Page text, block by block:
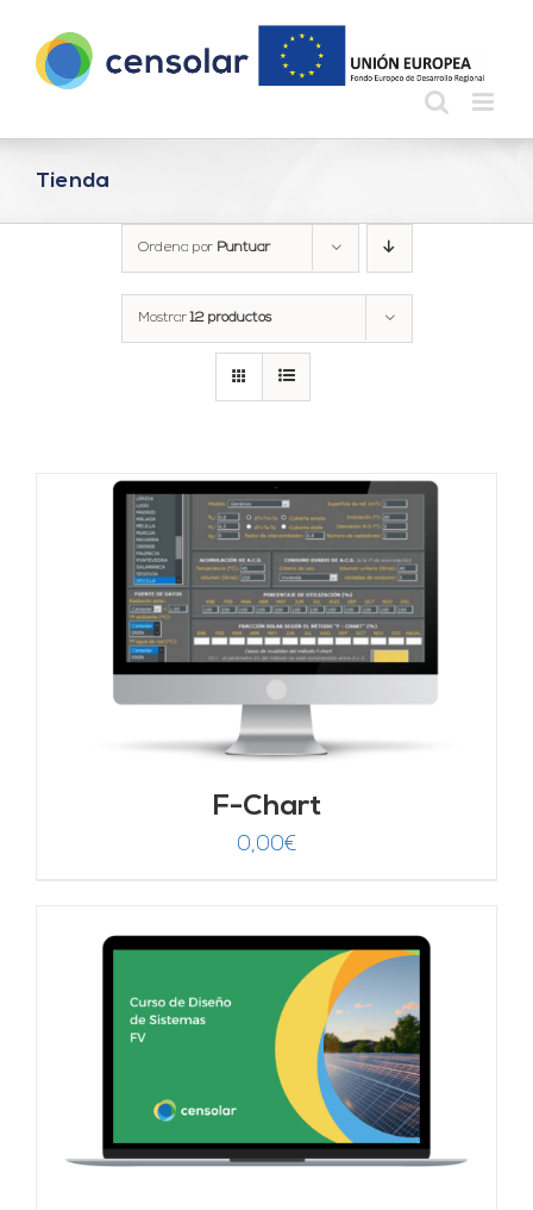
contenido
Tienda
Ordena por Puntuar
Mostrar12 productos
F-Chart
0,00€